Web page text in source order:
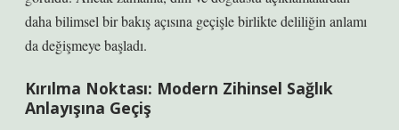
daha bilimsel bir bakış açısına geçişle birlikte deliliğin anlamı
da değişmeye başladı.
Kırılma Noktası: Modern Zihinsel Sağlık
Anlayışına Geçiş